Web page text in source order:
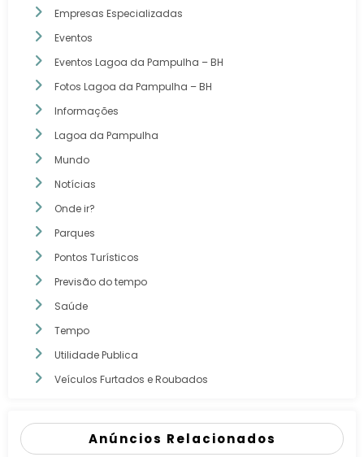
Empresas Especializadas
Eventos
Eventos Lagoa da Pampulha – BH
Fotos Lagoa da Pampulha – BH
Informações
Lagoa da Pampulha
Mundo
Notícias
Onde ir?
Parques
Pontos Turísticos
Previsão do tempo
Saúde
Tempo
Utilidade Publica
Veículos Furtados e Roubados
Anúncios Relacionados